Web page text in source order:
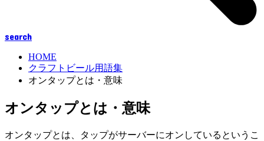
search
HOME
クラフトビール用語集
オンタップとは・意味
オンタップとは・意味
オンタップとは、タップがサーバーにオンしているというこ